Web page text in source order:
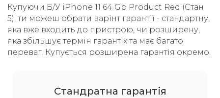
Купуючи Б/У iPhone 11 64 Gb Product Red (Стан
5), ти можеш обрати варінт гарантії - стандартну,
яка вже входить до пристрою, чи розширену,
яка збільшує термін гарантіх та має багато
переваг. Купується розширена гарантія окремо.
Cтандратна гарантія